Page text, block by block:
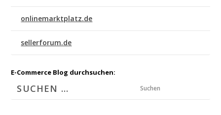
onlinemarktplatz.de
sellerforum.de
E-Commerce Blog durchsuchen:
Suchen